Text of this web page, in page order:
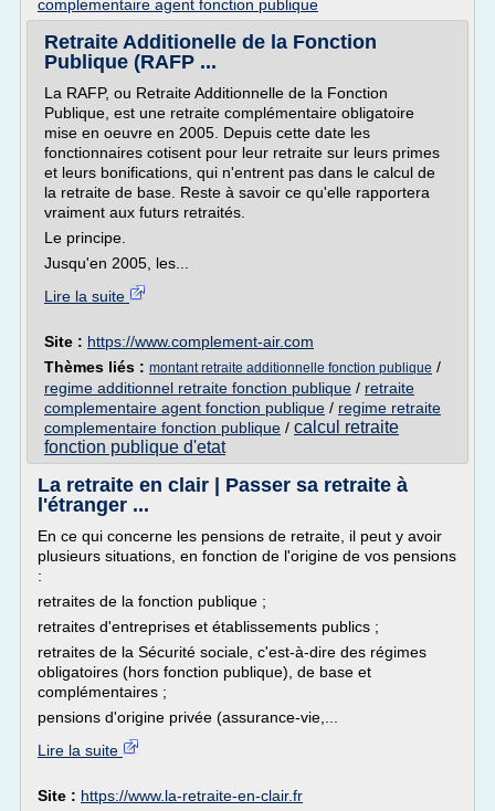
complementaire agent fonction publique
Retraite Additionelle de la Fonction
Publique (RAFP ...
La RAFP, ou Retraite Additionnelle de la Fonction
Publique, est une retraite complémentaire obligatoire
mise en oeuvre en 2005. Depuis cette date les
fonctionnaires cotisent pour leur retraite sur leurs primes
et leurs bonifications, qui n'entrent pas dans le calcul de
la retraite de base. Reste à savoir ce qu'elle rapportera
vraiment aux futurs retraités.
Le principe.
Jusqu'en 2005, les...
Lire la suite
Site : https://www.complement-air.com
Thèmes liés : montant retraite additionnelle fonction publique /
regime additionnel retraite fonction publique / retraite
complementaire agent fonction publique / regime retraite
complementaire fonction publique / calcul retraite
fonction publique d'etat
La retraite en clair | Passer sa retraite à
l'étranger ...
En ce qui concerne les pensions de retraite, il peut y avoir
plusieurs situations, en fonction de l'origine de vos pensions
:
retraites de la fonction publique ;
retraites d'entreprises et établissements publics ;
retraites de la Sécurité sociale, c'est-à-dire des régimes
obligatoires (hors fonction publique), de base et
complémentaires ;
pensions d'origine privée (assurance-vie,...
Lire la suite
Site : https://www.la-retraite-en-clair.fr